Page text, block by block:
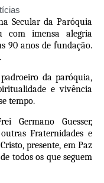
Secular da Paróquia
com imensa alegria
90 anos de fundação.
da paróquia,
e vivência
tempo.
Germano Guesser,
Fraternidades e
presente, em Paz
todos os que seguem